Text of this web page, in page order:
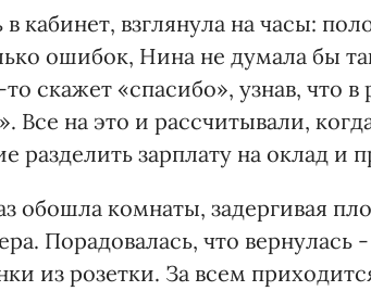
кабинет, взглянула на часы:
ошибок, Нина не думала бы
скажет «спасибо», узнав, что
Все на это и рассчитывали,
разделить зарплату на оклад и
обошла комнаты, задергивая
Порадовалась, что
из розетки. За всем